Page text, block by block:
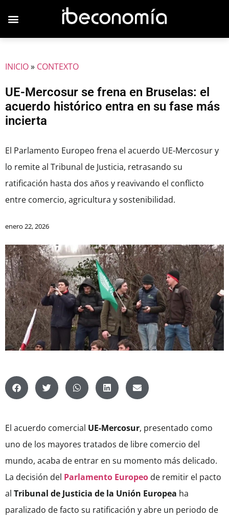
INICIO» CONTEXTO
UE-Mercosur se frena en Bruselas: el
acuerdo histórico entra en su fase más
incierta
El Parlamento Europeo frena el acuerdo UE-Mercosur y
lo remite al Tribunal de Justicia, retrasando su
ratificación hasta dos años y reavivando el conflicto
entre comercio, agricultura y sostenibilidad.
enero 22, 2026
El acuerdo comercial UE-Mercosur, presentado como
uno de los mayores tratados de libre comercio del
mundo, acaba de entrar en su momento más delicado.
La decisión del Parlamento Europeo de remitir el pacto
al Tribunal de Justicia de la Unión Europea ha
paralizado de facto su ratificación y abre un periodo de